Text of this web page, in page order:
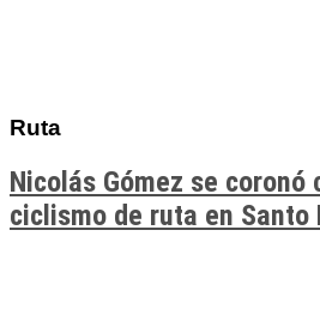
Ruta
Nicolás Gómez se coronó
ciclismo de ruta en Santo